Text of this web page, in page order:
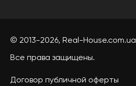
© 2013-2026, Real-House.com.ua
Все права защищены.
Договор публичной оферты